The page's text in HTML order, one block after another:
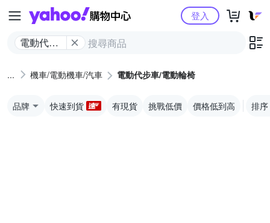
Yahoo購物中心
電動代步
椅
登入
機車/電動機車/汽車 電動代步車/電動輪椅
品牌 快速到貨 有現貨 挑戰低價 價格低到高 排序